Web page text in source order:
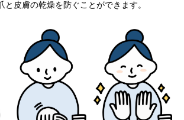
と皮膚の乾燥を防ぐことができます。